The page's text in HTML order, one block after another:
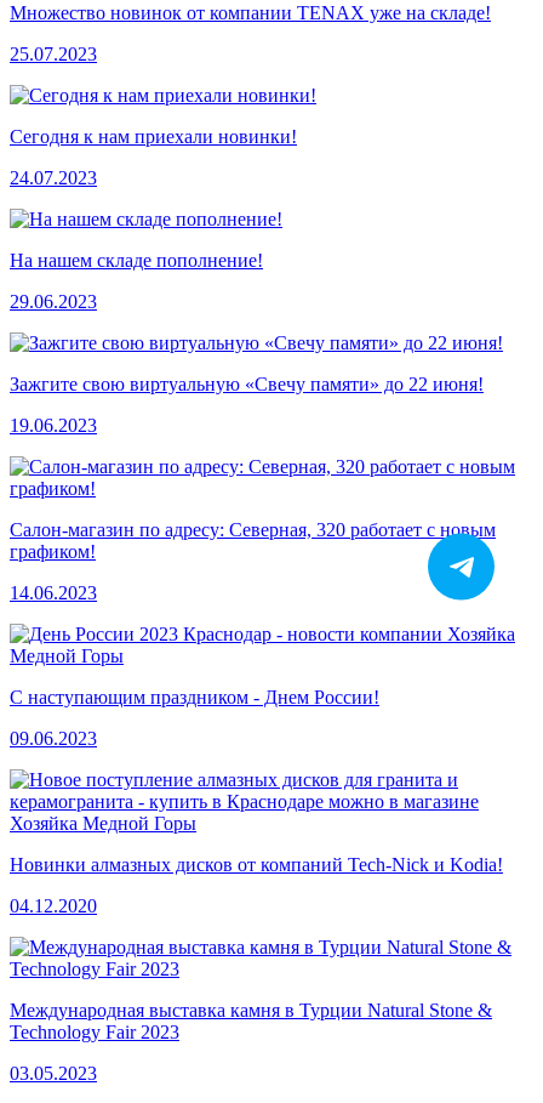
Множество новинок от компании TENAX уже на складе!
25.07.2023
Сегодня к нам приехали новинки!
24.07.2023
На нашем складе пополнение!
29.06.2023
Зажгите свою виртуальную «Свечу памяти» до 22 июня!
19.06.2023
Салон-магазин по адресу: Северная, 320 работает с новым
графиком!
14.06.2023
C наступающим праздником - Днем России!
09.06.2023
Новинки алмазных дисков от компаний Tech-Nick и Kodia!
04.12.2020
Международная выставка камня в Турции Natural Stone &
Technology Fair 2023
03.05.2023